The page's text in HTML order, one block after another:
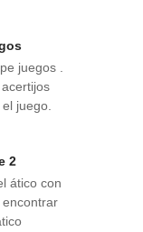
juegos .
juego.
2
ático con